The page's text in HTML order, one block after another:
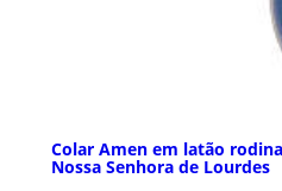
Colar Amen em latão
Nossa Senhora de Lourdes